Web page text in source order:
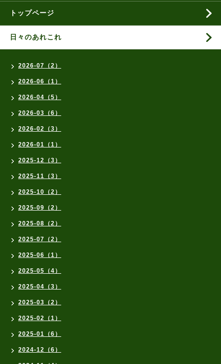
トップページ
日々のあれこれ
2026-07（2）
2026-06（1）
2026-04（5）
2026-03（6）
2026-02（3）
2026-01（1）
2025-12（3）
2025-11（3）
2025-10（2）
2025-09（2）
2025-08（2）
2025-07（2）
2025-06（1）
2025-05（4）
2025-04（3）
2025-03（2）
2025-02（1）
2025-01（6）
2024-12（6）